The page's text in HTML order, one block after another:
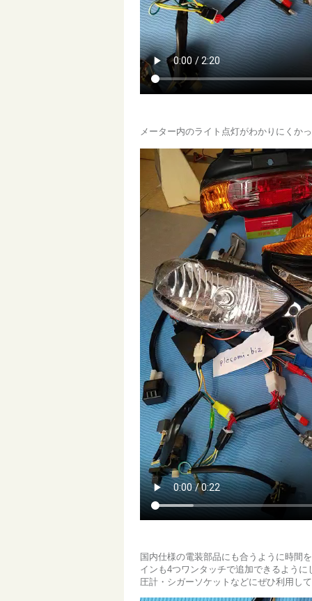
メーター内のライト点灯がわかりにくか
国内仕様の電装部品にも合うように時間
インも4つワンタッチで追加できるよう
圧計・シガーソケットなどにぜひ利用し